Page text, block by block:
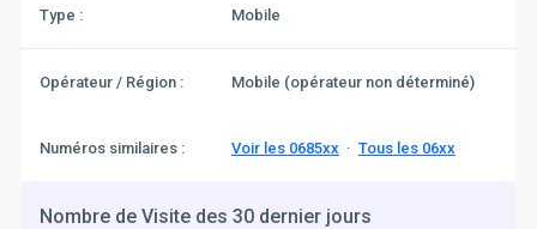
Type : Mobile
Opérateur / Région : Mobile (opérateur non déterminé)
Numéros similaires : Voir les 0685xx· Tous les 06xx
Nombre de Visite des 30 dernier jours